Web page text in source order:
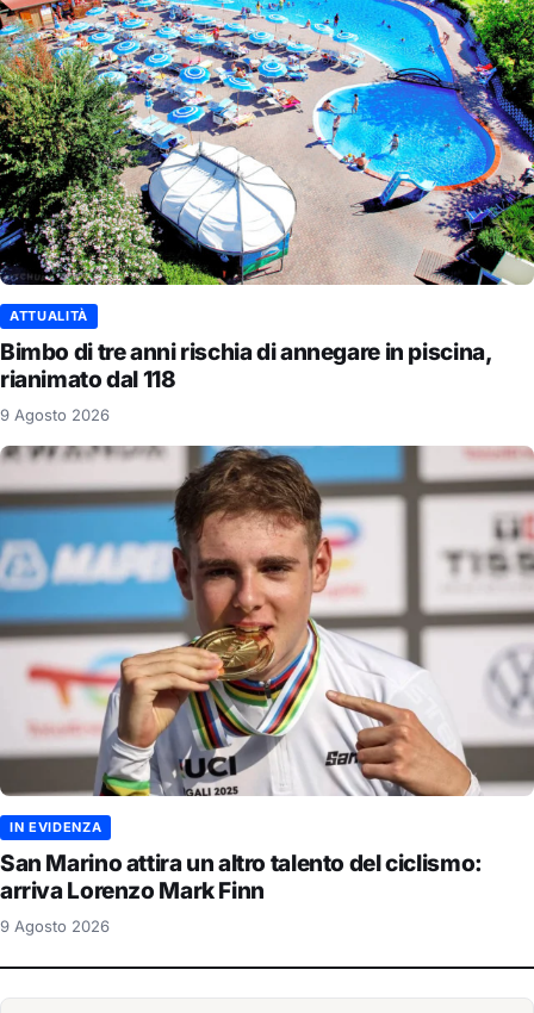
ATTUALITÀ
Bimbo di tre anni rischia di annegare in piscina,
rianimato dal 118
9 Agosto 2026
IN EVIDENZA
San Marino attira un altro talento del ciclismo:
arriva Lorenzo Mark Finn
9 Agosto 2026